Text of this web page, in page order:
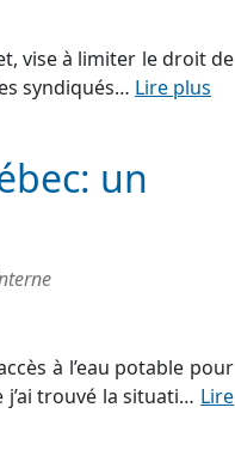
vise à limiter le droit de
syndiqués… Lire plus
un
à l’eau potable pour
trouvé la situati… Lire